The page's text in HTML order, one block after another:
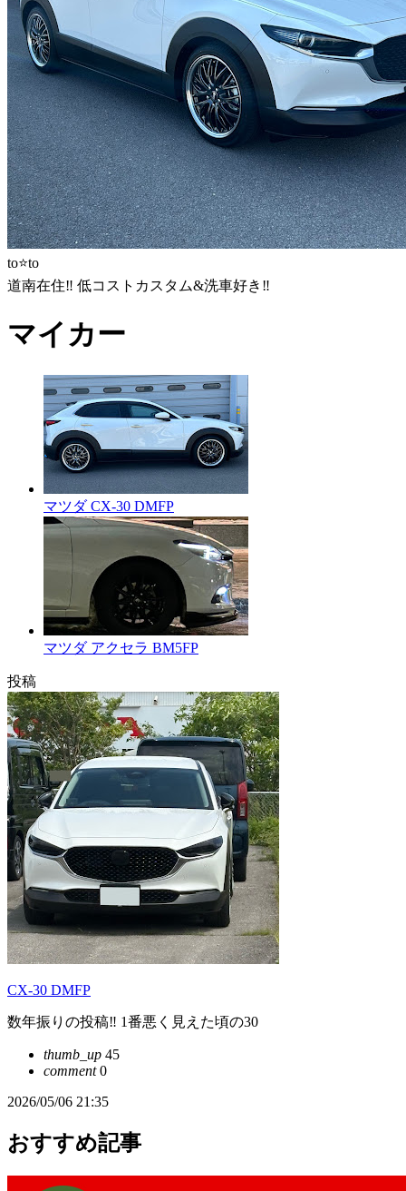
to⭐️to
道南在住‼︎ 低コストカスタム&洗車好き‼︎
マイカー
マツダ CX-30 DMFP
マツダ アクセラ BM5FP
投稿
CX-30 DMFP
数年振りの投稿‼︎ 1番悪く見えた頃の30
thumb_up 45
comment0
2026/05/06 21:35
おすすめ記事